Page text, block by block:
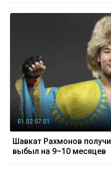
01.02 07:01
Шавкат Рахмонов
выбыл на 9–10 месяцев